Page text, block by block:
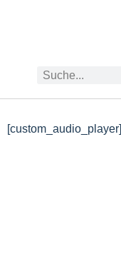
[custom_audio_player]